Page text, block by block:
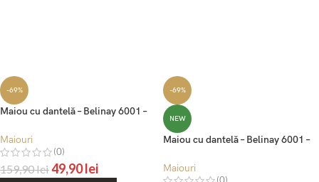
-69%
Maiou cu dantelă – Belinay 6001 –
Maiouri
(0)
159,90lei49,90lei
-69%
NEW
Maiou cu dantelă – Belinay 6001 –
Maiouri